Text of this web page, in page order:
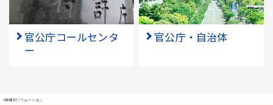
官公庁コールセンタ
ー
官公庁・自治体
#業種別ソリューション